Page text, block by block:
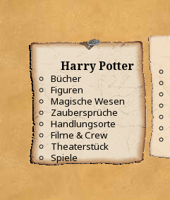
Harry Potter
Bücher
Figuren
Magische Wesen
Zaubersprüche
Handlungsorte
Filme & Crew
Theaterstück
Spiele